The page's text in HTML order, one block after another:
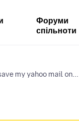
Форуми
спільноти
my yahoo mail on...